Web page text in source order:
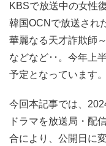
KBSで放送中の女性
韓国OCNで放送され
華麗なる天才詐欺師
などなど･･。今年上
予定となっています。
今回本記事では、
ドラマを放送局・配
合により、公開日に